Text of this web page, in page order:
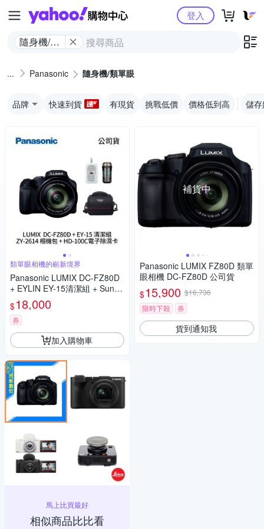
Yahoo購物中心
隨身機/類
登入
Panasonic 隨身機/類單眼
品牌 快速到貨 有現貨 挑戰低價 價格低到高 儲
類單眼相機的嶄新境界
Panasonic LUMIX DC-FZ80D
+ EYLIN EY-15清潔組 + SunLi
ght ZY-2614相機包 + EirMai 銳
瑪 HD-100C電子除濕卡 FZ80
D (公司貨)
$18,000
券
加入購物車
馬上比買最好
相似商品比比看
補貨中
Panasonic LUMIX FZ80D 類單
眼相機 DC-FZ80D 公司貨
$15,900 $16,736
限時下殺
券
貨到通知我